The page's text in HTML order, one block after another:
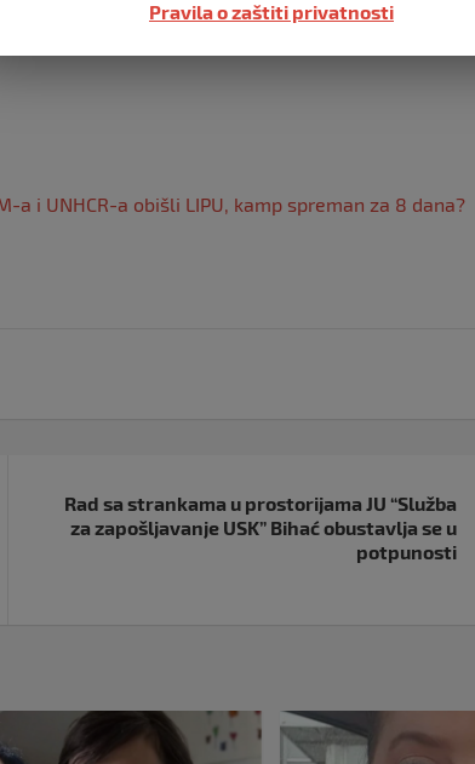
a i UNHCR-a obišli LIPU, kamp spreman za 8 dana?
Rad sa strankama u prostorijama JU “Služba
za zapošljavanje USK” Bihać obustavlja se u
potpunosti
Pravila o zaštiti privatnosti